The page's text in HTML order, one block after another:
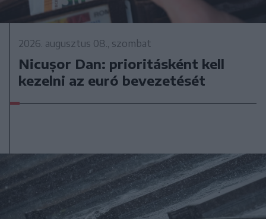
2026. augusztus 08., szombat
Nicușor Dan: prioritásként kell
kezelni az euró bevezetését